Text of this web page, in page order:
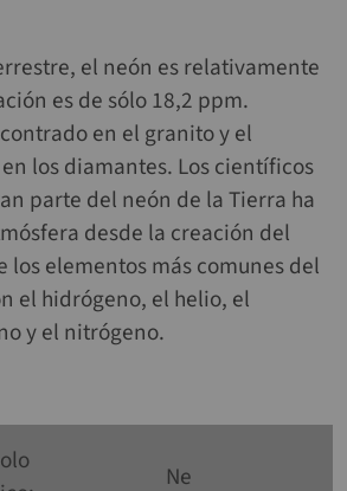
el neón es relativamente
es de sólo 18,2 ppm.
en el granito y el
los diamantes. Los científicos
parte del neón de la Tierra ha
desde la creación del
los elementos más comunes del
el hidrógeno, el helio, el
y el nitrógeno.
Ne